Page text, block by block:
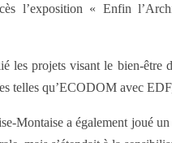
l’exposition « Enfin
les projets visant le bien-
telles qu’ECODOM avec
Montaise a également joué